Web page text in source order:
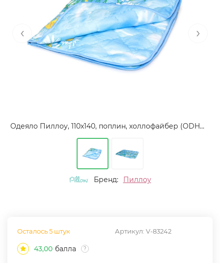
Одеяло Пиллоу, 110x140, поплин, холлофайбер (ODHO-1679)
‹ ›
Бренд: Пиллоу
Артикул: V-83242
Осталось 5 штук
43,00 балла ?